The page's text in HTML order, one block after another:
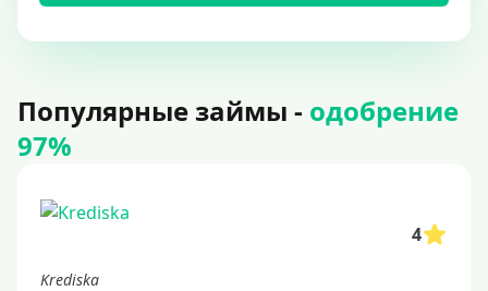
Популярные займы - одобрение
97%
4
Krediska